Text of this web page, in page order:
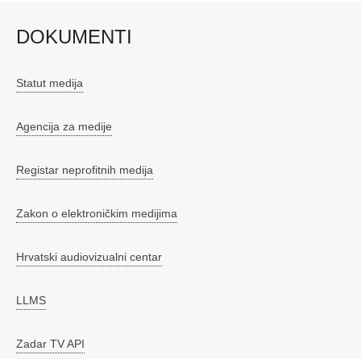
DOKUMENTI
Statut medija
Agencija za medije
Registar neprofitnih medija
Zakon o elektroničkim medijima
Hrvatski audiovizualni centar
LLMS
Zadar TV API